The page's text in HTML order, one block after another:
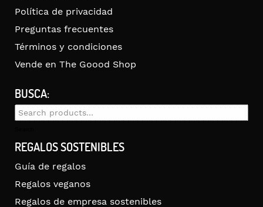
Política de privacidad
Preguntas frecuentes
Términos y condiciones
Vende en The Goood Shop
BUSCA:
Search
REGALOS SOSTENIBLES
Guía de regalos
Regalos veganos
Regalos de empresa sostenibles